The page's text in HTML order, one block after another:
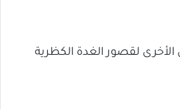
لقصور الغدة الكظرية